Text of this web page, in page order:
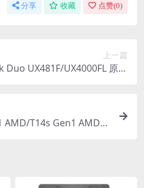
分享 收藏 点赞(0)
上一篇
Duo UX481F/UX4000FL 原厂
T14s Gen1 AMD/X